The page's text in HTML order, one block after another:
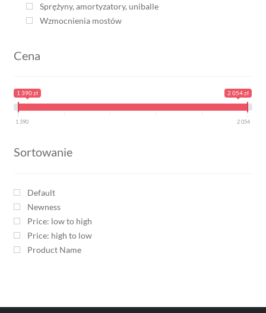
Sprężyny, amortyzatory, uniballe
Wzmocnienia mostów
Cena
1 390 zł 2 054 zł
1 390 2 054
Sortowanie
Default
Newness
Price: low to high
Price: high to low
Product Name